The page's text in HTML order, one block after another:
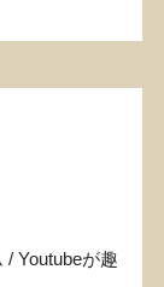
Youtubeが趣